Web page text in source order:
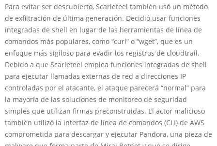
Para evitar ser descubierto, Scarleteel también usó un método
de exfiltración de última generación. Decidió usar funciones
integradas de shell en lugar de las herramientas de línea de
comandos más populares, como “curl” o “wget”, que es un
enfoque más sigiloso para evadir los registros de cloudtrail.
Debido a que Scarleteel emplea funciones integradas de shell
para ejecutar llamadas externas de red a direcciones IP
controladas por el atacante, el ataque parecerá “normal” para
la mayoría de las soluciones de monitoreo de seguridad
simples que utilizan firmas preconstruidas. El actor malicioso
también utilizó la interfaz de línea de comandos (CLI) de AWS
comprometida para descargar y ejecutar Pandora, una pieza de